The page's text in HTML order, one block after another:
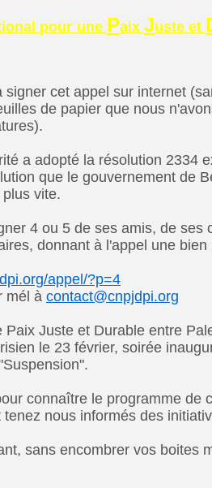
pour une PaixJuste et
cet appel sur internet
de papier que nous
a adopté la résolution 2334
que le gouvernement de
vite.
4 ou 5 de ses amis, de
donnant à l'appel une
appel/?p=4
mél à contact@cnpjdpi.org
Juste et Durable entre
le 23 février, soirée
connaître le programme de
nous informés des
sans encombrer vos boites